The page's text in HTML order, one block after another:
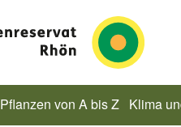
Pflanzen von A bis Z Klima